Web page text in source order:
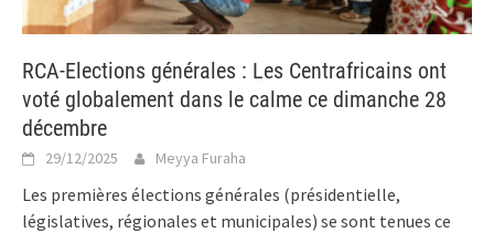
RCA-Elections générales : Les Centrafricains ont
voté globalement dans le calme ce dimanche 28
décembre
29/12/2025 Meyya Furaha
Les premières élections générales (présidentielle,
législatives, régionales et municipales) se sont tenues ce